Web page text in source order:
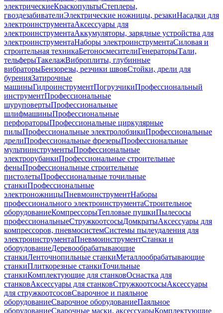
электрическиеКраскопультыСтеплеры,
гвоздезабивателиЭлектрические ножницы, резакиНасадки для
электроинструментаАксессуары для
электроинструментаАккумуляторы, зарядные устройства для
электроинструментаНаборы электроинструментаСиловая и
строительная техникаБетоносмесителиГенераторыТали,
тельферыТакелажВиброплиты, глубинные
вибраторыБензорезы, резчики швовСтойки, дрели для
буренияЗатирочные
машиныГидроинструментПогрузчикиПрофессиональный
инструментПрофессиональные
шуруповертыПрофессиональные
шлифмашиныПрофессиональные
перфораторыПрофессиональные циркулярные
пилыПрофессиональные электролобзикиПрофессиональные
дрелиПрофессиональные фрезерыПрофессиональные
мультиинструментыПрофессиональные
электрорубанкиПрофессиональные строительные
феныПрофессиональные строительные
пистолетыПрофессиональные точильные
станкиПрофессиональные
электроножницыПневмоинструментНаборы
профессионального электроинструментаСтроительное
оборудованиеКомпрессорыТепловые пушкиПылесосы
профессиональныеСтружкоотсосыДомкратыАксессуары для
компрессоров, пневмосистемСистемы пылеудаления для
электроинструментаПневмоинструментСтанки и
оборудованиеДеревообрабатывающие
станкиЛенточнопильные станкиМеталлообрабатывающие
станкиПлиткорезные станкиТочильные
станкиКомплектующие для станковОснастка для
станковАксессуары для станковСтружкоотсосыАксессуары
для стружкоотсосовСварочное и паяльное
оборудованиеСварочное оборудованиеПаяльное
оборудованиеСварочные маски, аксессуарыКомплектующие